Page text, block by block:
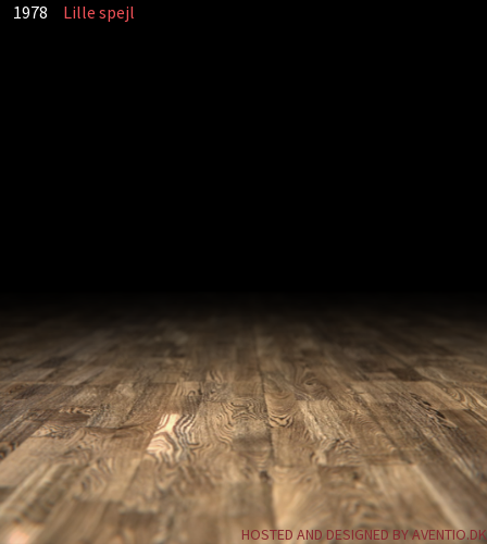
1978 Lille spejl
HOSTED AND DESIGNED BY AVENTIO.DK